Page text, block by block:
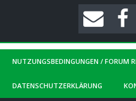
NUTZUNGSBEDINGUNGEN / FORUM
DATENSCHUTZERKLÄRUNG